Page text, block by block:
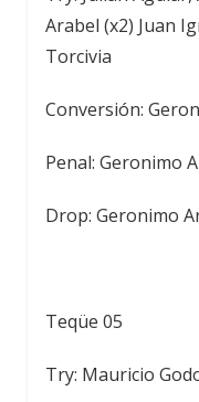
Arabel (x2) Juan
Torcivia
Conversión:
Penal: Geronimo
Drop: Geronimo
Teqüe 05
Try: Mauricio